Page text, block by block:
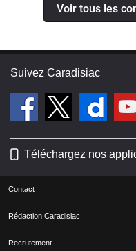
Voir tous les
Suivez Caradisiac
Téléchargez nos
Contact
Rédaction Caradisiac
Recrutement